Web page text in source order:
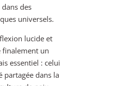
des
universels.
lucide et
finalement un
essentiel : celui
partagée dans la